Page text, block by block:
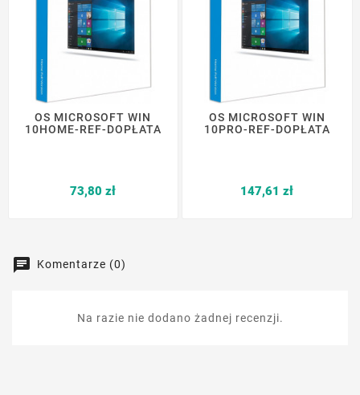
OS MICROSOFT WIN
10HOME-REF-DOPŁATA
73,80 złCena
OS MICROSOFT WIN
10PRO-REF-DOPŁATA
147,61 złCena
Komentarze (0)
Na razie nie dodano żadnej recenzji.